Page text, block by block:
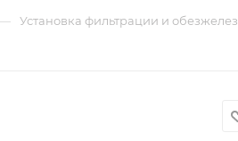
Установка фильтрации и